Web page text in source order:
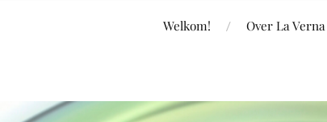
Welkom! Over La Verna